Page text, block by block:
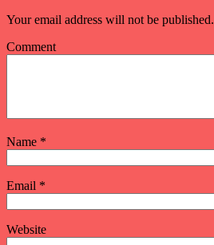
Your email address will not be published.
Comment
Name *
Email *
Website